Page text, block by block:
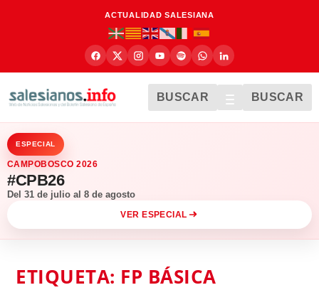
ACTUALIDAD SALESIANA
BUSCAR BUSCAR
ESPECIAL
CAMPOBOSCO 2026
#CPB26
Del 31 de julio al 8 de agosto
VER ESPECIAL
ETIQUETA: FP BÁSICA